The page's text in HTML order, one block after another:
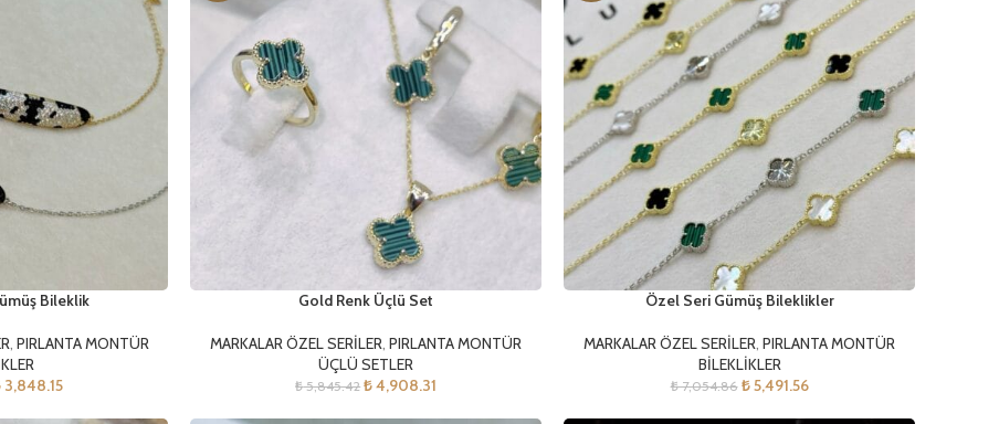
Bileklik
, PIRLANTA MONTÜR
3,848.15
Gold Renk Üçlü Set
MARKALAR ÖZEL SERİLER,PIRLANTA MONTÜR
ÜÇLÜ SETLER
₺5,845.42 ₺4,908.31
Özel Seri Gümüş Bileklikler
MARKALAR ÖZEL SERİLER,PIRLANTA MONTÜR
BİLEKLİKLER
₺7,054.86 ₺5,491.56